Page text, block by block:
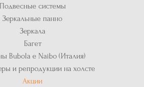
Подвесные системы
Зеркальные панно
Зеркала
Багет
Bubola e Naibo (Италия)
и репродукции на холсте
Акции